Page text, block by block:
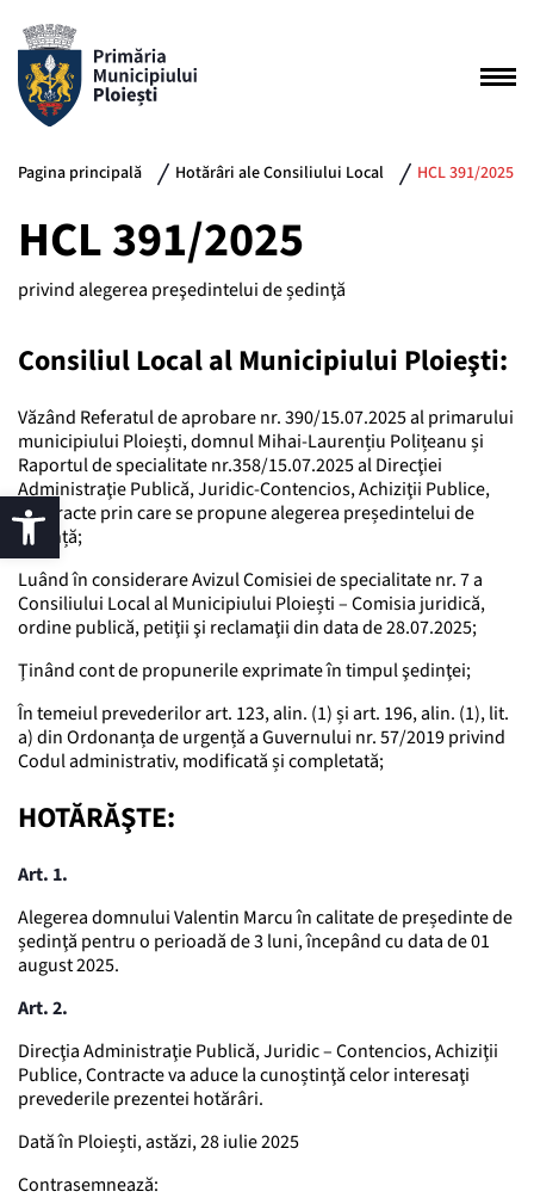
Pagina principală Hotărâri ale Consiliului Local HCL 391/2025
HCL 391/2025
privind alegerea preşedintelui de ședinţă
Consiliul Local al Municipiului Ploieşti:
Văzând Referatul de aprobare nr. 390/15.07.2025 al primarului
municipiului Ploiești, domnul Mihai-Laurențiu Polițeanu și
Raportul de specialitate nr.358/15.07.2025 al Direcţiei
Administraţie Publică, Juridic-Contencios, Achiziţii Publice,
Contracte prin care se propune alegerea președintelui de
ședință;
Luând în considerare Avizul Comisiei de specialitate nr. 7 a
Consiliului Local al Municipiului Ploiești – Comisia juridică,
ordine publică, petiţii şi reclamaţii din data de 28.07.2025;
Ţinând cont de propunerile exprimate în timpul şedinţei;
În temeiul prevederilor art. 123, alin. (1) și art. 196, alin. (1), lit.
a) din Ordonanța de urgență a Guvernului nr. 57/2019 privind
Codul administrativ, modificată și completată;
HOTĂRĂŞTE:
Art. 1.
Alegerea domnului Valentin Marcu în calitate de președinte de
ședinţă pentru o perioadă de 3 luni, începând cu data de 01
august 2025.
Art. 2.
Direcţia Administraţie Publică, Juridic – Contencios, Achiziţii
Publice, Contracte va aduce la cunoștinţă celor interesaţi
prevederile prezentei hotărâri.
Dată în Ploiești, astăzi, 28 iulie 2025
Contrasemnează: